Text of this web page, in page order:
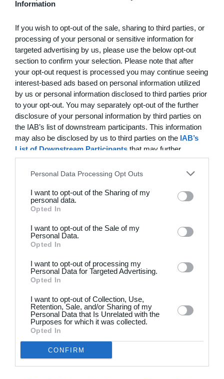
Information
If you wish to opt-out of the sale, sharing to third parties, or
processing of your personal or sensitive information for
targeted advertising by us, please use the below opt-out
section to confirm your selection. Please note that after
your opt-out request is processed you may continue seeing
interest-based ads based on personal information utilized
by us or personal information disclosed to third parties prior
to your opt-out. You may separately opt-out of the further
disclosure of your personal information by third parties on
the IAB’s list of downstream participants. This information
may also be disclosed by us to third parties on the IAB’s
List of Downstream Participants that may further
disclose it to other third parties.
Personal Data Processing Opt Outs
I want to opt-out of the Sharing of my
personal data.
Opted In
I want to opt-out of the Sale of my
Personal Data.
Opted In
I want to opt-out of processing my
Personal Data for Targeted Advertising.
Opted In
I want to opt-out of Collection, Use,
Retention, Sale, and/or Sharing of my
Personal Data that Is Unrelated with the
Purposes for which it was collected.
Opted In
CONFIRM
Hyrderne FC 3 3 Nordatlantisk
21. juni
BIF/ØHIK 7 0 Tranum GF
20. juni
Solens Børn 4 SC Boca Vista
19. juni
Drengene 1 FC Frederikberg
Fuglebjerg IF Oldboys
Klar til at komme i gang?